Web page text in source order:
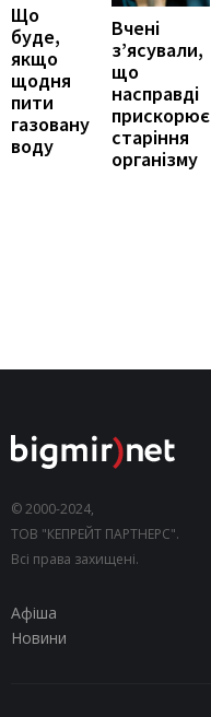
Що
буде,
якщо
щодня
пити
газовану
воду
Вчені
з’ясували,
що
насправді
прискорює
старіння
організму
© 2000-2024,
ТОВ "КЕПРЕЙТ ПАРТНЕРС".
Всі права захищені.
Афіша
Новини